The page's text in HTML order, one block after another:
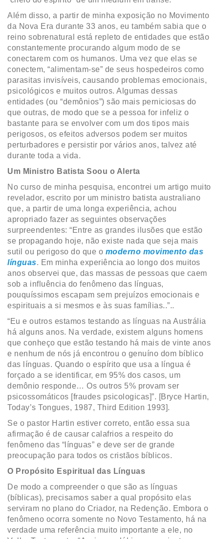
Além disso, a partir de minha exposição no Movimento
da Nova Era durante 33 anos, eu também sabia que o
reino sobrenatural está repleto de entidades que estão
constantemente procurando algum modo de se
conectarem com os humanos. Uma vez que elas se
conectem, “alimentam-se” de seus hospedeiros como
parasitas invisíveis, causando problemas emocionais,
psicológicos e muitos outros. Algumas dessas
entidades (ou “demônios”) são mais perniciosas do
que outras, de modo que se a pessoa for infeliz o
bastante para se envolver com um dos tipos mais
perigosos, os efeitos adversos podem ser muitos
perturbadores e persistir por vários anos, talvez até
durante toda a vida.
Um Ministro Batista Soou o Alerta
No curso de minha pesquisa, encontrei um artigo muito
revelador, escrito por um ministro batista australiano
que, a partir de uma longa experiência, achou
apropriado fazer as seguintes observações
surpreendentes: “Entre as grandes ilusões que estão
se propagando hoje, não existe nada que seja mais
sutil ou perigoso do que o moderno movimento das
línguas. Em minha experiência ao longo dos muitos
anos observei que, das massas de pessoas que caem
sob a influência do fenômeno das línguas,
pouquíssimos escapam sem prejuízos emocionais e
espirituais a si mesmos e às suas famílias..”..
“Eu e outros estamos testando as línguas na Austrália
há alguns anos. Na verdade, existem alguns homens
que conheço que estão testando há mais de vinte anos
e nenhum de nós já encontrou o genuíno dom bíblico
das línguas. Quando o espírito que usa a língua é
forçado a se identificar, em 95% dos casos, um
demônio responde… Os outros 5% provam ser
psicossomáticos [fraudes psicologicas]”. [Bryce Hartin,
Today’s Tongues, 1987, Third Edition 1993].
Se o pastor Hartin estiver correto, então essa sua
afirmação é de causar calafrios a respeito do
fenômeno das “línguas” e deve ser de grande
preocupação para todos os cristãos bíblicos.
O Propósito Espiritual das Línguas
De modo a compreender o que são as línguas
(bíblicas), precisamos saber a qual propósito elas
serviram no plano do Criador, na Redenção. Embora o
fenômeno ocorra somente no Novo Testamento, há na
verdade uma referência muito importante a ele, no